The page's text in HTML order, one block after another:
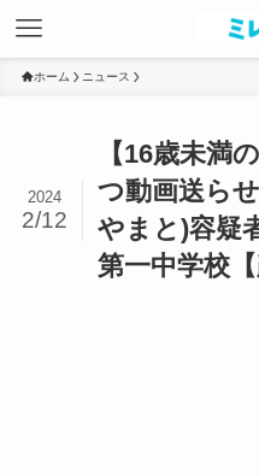
ホーム ニュース
【16歳未満
つ動画送ら
やまと)容疑
第一中学校
2024
2/12